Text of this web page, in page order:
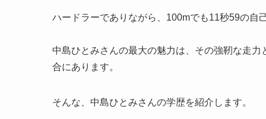
ハードラーでありながら、100mでも11秒59の自
中島ひとみさんの最大の魅力は、その強靭な走
合にあります。
そんな、中島ひとみさんの学歴を紹介します。